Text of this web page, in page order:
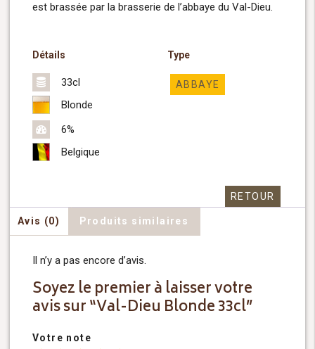
est brassée par la brasserie de l’abbaye du Val-Dieu.
Détails
33cl
Blonde
6%
Belgique
Type
ABBAYE
RETOUR
Avis (0) Produits similaires
Il n’y a pas encore d’avis.
Soyez le premier à laisser votre
avis sur “Val-Dieu Blonde 33cl”
Votre note